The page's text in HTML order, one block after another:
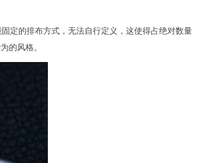
定的排布方式，无法自行定义，这使得占绝对数量
的风格。